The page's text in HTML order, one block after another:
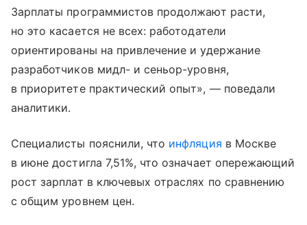
Зарплаты программистов продолжают расти,
но это касается не всех: работодатели
ориентированы на привлечение и удержание
разработчиков мидл- и сеньор-уровня,
в приоритете практический опыт», — поведали
аналитики.
Специалисты пояснили, что инфляция в Москве
в июне достигла 7,51%, что означает опережающий
рост зарплат в ключевых отраслях по сравнению
с общим уровнем цен.